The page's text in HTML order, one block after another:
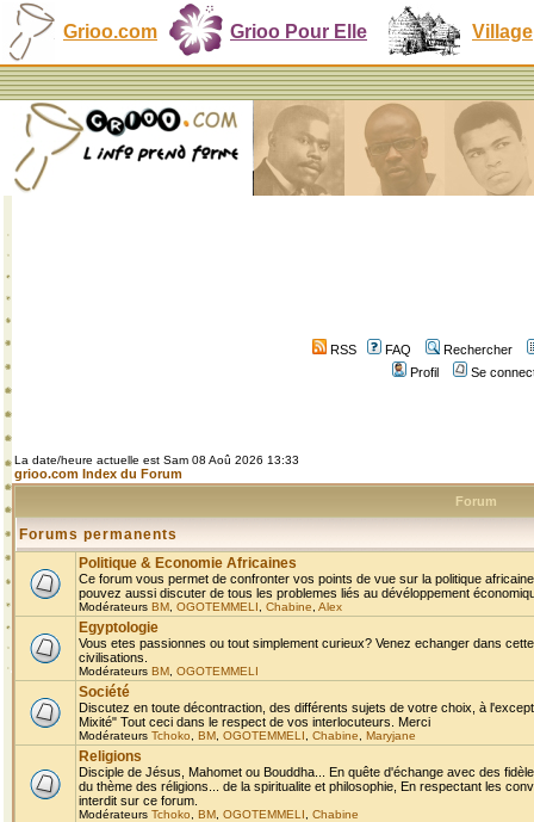
Grioo.com Grioo Pour Elle Village
RSS FAQ
Rechercher
Profil
Se
La date/heure actuelle est Sam 08 Aoû 2026 13:33
grioo.com Index du Forum
Forum
Forums permanents
Politique & Economie Africaines
Ce forum vous permet de confronter vos points de vue sur la politique
pouvez aussi discuter de tous les problemes liés au dévéloppement
Modérateurs BM OGOTEMMELI Chabine Alex
Egyptologie
Vous etes passionnes ou tout simplement curieux? Venez echanger dans
civilisations.
Modérateurs BM OGOTEMMELI
Société
Discutez en toute décontraction, des différents sujets de votre choix, à
Mixité" Tout ceci dans le respect de vos interlocuteurs. Merci
Modérateurs Tchoko BM OGOTEMMELI Chabine Maryjane
Religions
Disciple de Jésus, Mahomet ou Bouddha... En quête d'échange avec des
du thème des réligions... de la spiritualite et philosophie, En respectant les
interdit sur ce forum.
Modérateurs Tchoko BM OGOTEMMELI Chabine